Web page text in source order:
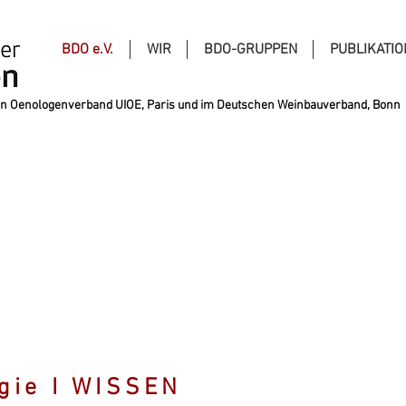
BDO e.V. WIR BDO-GRUPPEN
Oenologenverband UIOE, Paris und im Deutschen Weinbauverband, Bonn
I WISSEN